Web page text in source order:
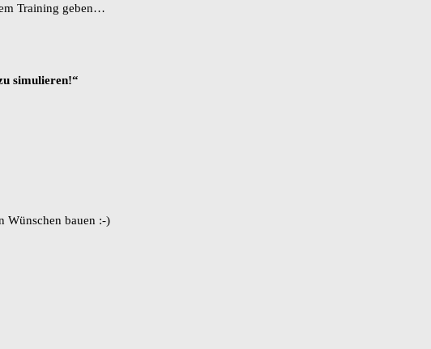
Training geben…
simulieren!“
Wünschen bauen :-)